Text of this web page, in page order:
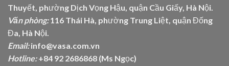
Thuyết, phường Dịch Vọng Hậu, quận Cầu Giấy, Hà Nội.
Văn phòng:116 Thái Hà, phường Trung Liệt, quận Đống
Đa, Hà Nội.
Email:info@vasa.com.vn
Hotline:+84 92 2686868 (Ms Ngọc)